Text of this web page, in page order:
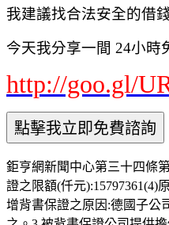
我建議找合法安全的借
今天我分享一間 24小時
http://goo.gl/
鉅亨網新聞中心第三十四條
證之限額(仟元):15797361(4)
增背書保證之原因:德國子公